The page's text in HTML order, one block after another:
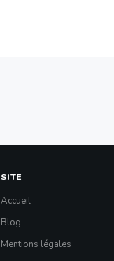
SITE
Accueil
Blog
Mentions légales